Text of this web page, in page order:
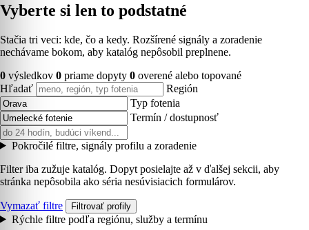
Vyberte si len to podstatné
Stačia tri veci: kde, čo a kedy. Rozšírené signály a zoradenie
nechávame bokom, aby katalóg nepôsobil preplnene.
0 výsledkov 0 priame dopyty 0 overené alebo topované
Hľadať
Región
Typ fotenia
Termín / dostupnosť
Pokročilé filtre, signály profilu a zoradenie
Filter iba zužuje katalóg. Dopyt posielajte až v ďalšej sekcii, aby
stránka nepôsobila ako séria nesúvisiacich formulárov.
Vymazať filtre Filtrovať profily
Rýchle filtre podľa regiónu, služby a termínu